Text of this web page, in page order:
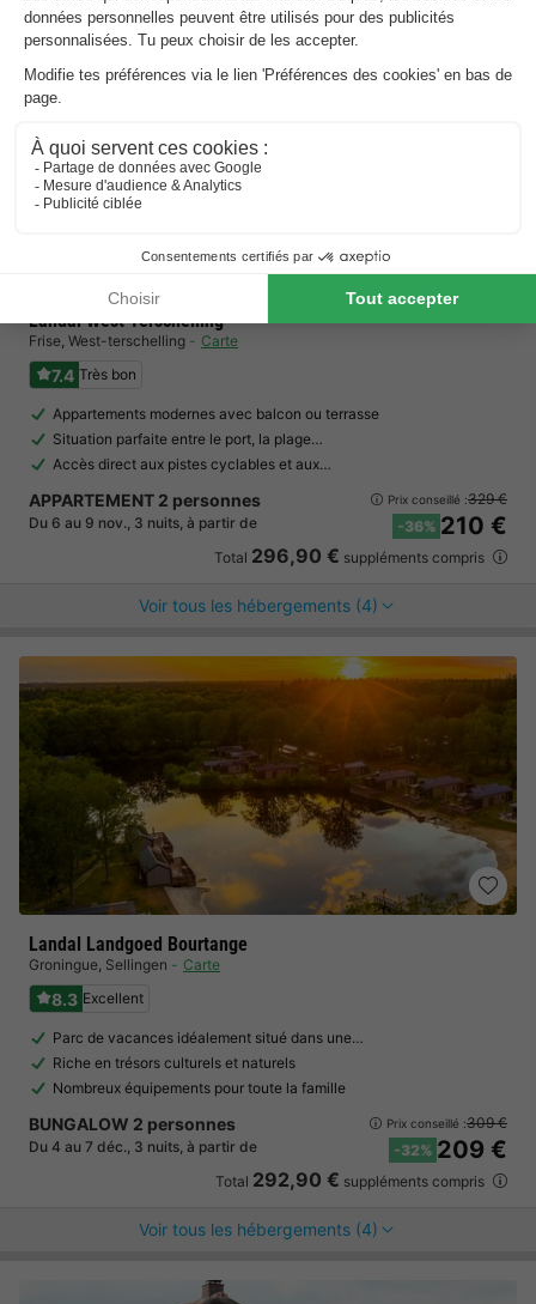
Landal West Terschelling
Frise, West-terschelling Carte
7.4 Très bon
Appartements modernes avec balcon ou terrasse
Situation parfaite entre le port, la plage…
Accès direct aux pistes cyclables et aux…
APPARTEMENT 2 personnes
Du 6 au 9 nov., 3 nuits, à partir de
Prix conseillé :329 €
-36% 210 €
Total 296,90 € suppléments compris
Voir tous les hébergements (4)
Landal Landgoed Bourtange
Groningue, Sellingen Carte
8.3 Excellent
Parc de vacances idéalement situé dans une…
Riche en trésors culturels et naturels
Nombreux équipements pour toute la famille
BUNGALOW 2 personnes
Du 4 au 7 déc., 3 nuits, à partir de
Prix conseillé :309 €
-32% 209 €
Total 292,90 € suppléments compris
Voir tous les hébergements (4)